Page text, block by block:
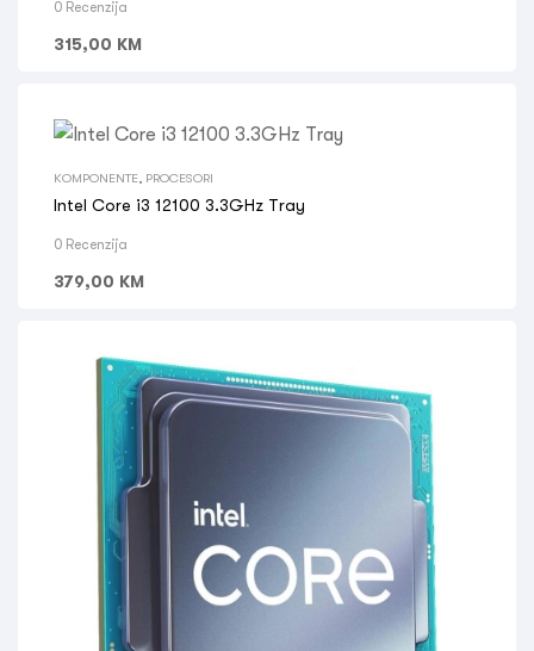
0 Recenzija
315,00 KM
KOMPONENTE PROCESORI
Intel Core i3 12100 3.3GHz Tray
0 Recenzija
379,00 KM